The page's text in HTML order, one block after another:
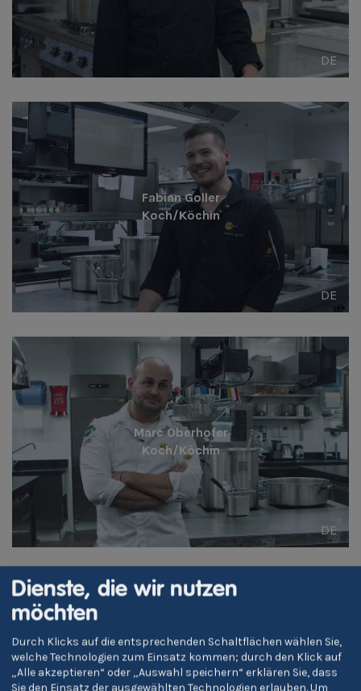
DE
Fabian Goller
Koch/Köchin
DE
Marc Oberhofer
Koch/Köchin
DE
Jakob Haller
Koch/Köchin
Dienste, die wir nutzen
möchten
Durch Klicks auf die entsprechenden Schaltflächen wählen Sie,
welche Technologien zum Einsatz kommen; durch den Klick auf
„Alle akzeptieren“ oder „Auswahl speichern“ erklären Sie, dass
Sie den Einsatz der ausgewählten Technologien erlauben.Um